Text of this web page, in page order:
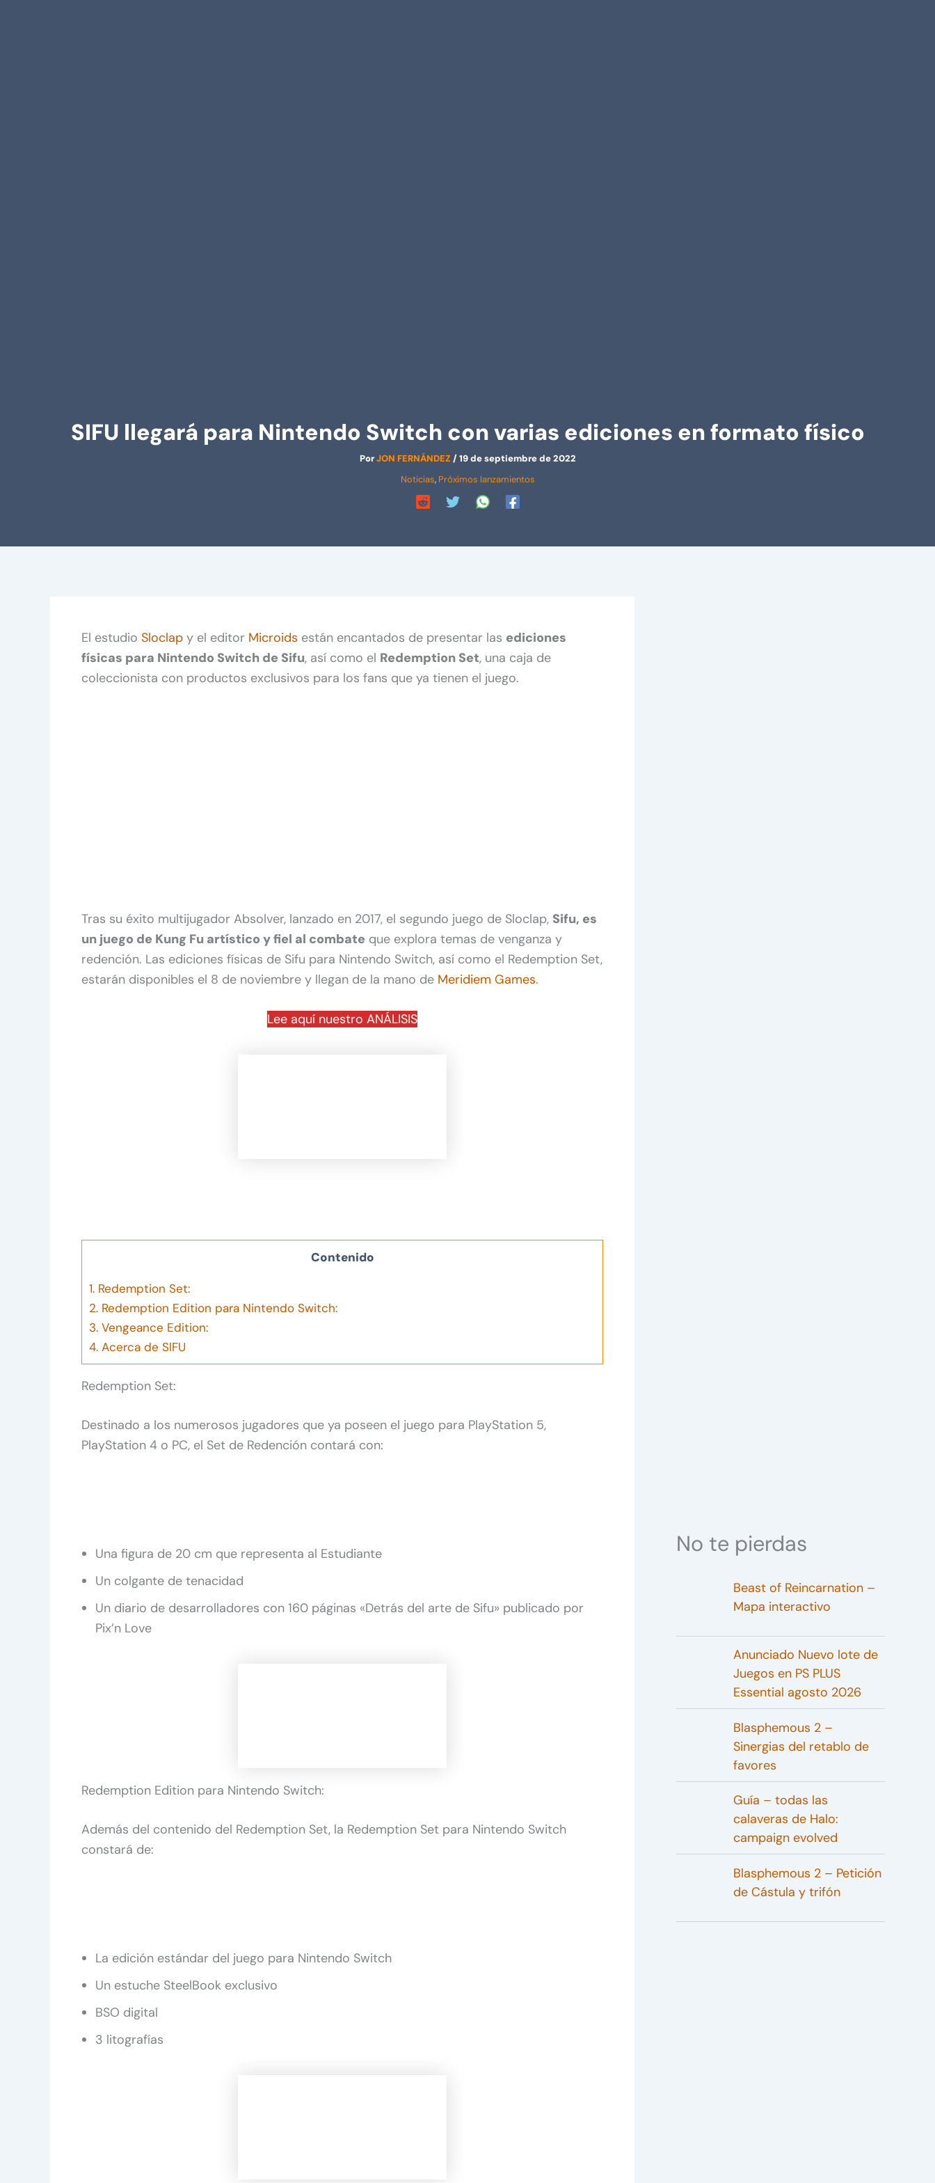
SIFU llegará para Nintendo Switch con varias ediciones en formato físico
PorJON FERNÁNDEZ /19 de septiembre de 2022
Noticias, Próximos lanzamientos
El estudio Sloclap y el editor Microids están encantados de presentar las ediciones
físicas para Nintendo Switch de Sifu, así como el Redemption Set, una caja de
coleccionista con productos exclusivos para los fans que ya tienen el juego.
Tras su éxito multijugador Absolver, lanzado en 2017, el segundo juego de Sloclap, Sifu, es
un juego de Kung Fu artístico y fiel al combate que explora temas de venganza y
redención. Las ediciones físicas de Sifu para Nintendo Switch, así como el Redemption Set,
estarán disponibles el 8 de noviembre y llegan de la mano de Meridiem Games.
Lee aquí nuestro ANÁLISIS
Contenido
1. Redemption Set:
2. Redemption Edition para Nintendo Switch:
3. Vengeance Edition:
4. Acerca de SIFU
Redemption Set:
Destinado a los numerosos jugadores que ya poseen el juego para PlayStation 5,
PlayStation 4 o PC, el Set de Redención contará con:
Una figura de 20 cm que representa al Estudiante
Un colgante de tenacidad
Un diario de desarrolladores con 160 páginas «Detrás del arte de Sifu» publicado por
Pix’n Love
Redemption Edition para Nintendo Switch:
Además del contenido del Redemption Set, la Redemption Set para Nintendo Switch
constará de:
La edición estándar del juego para Nintendo Switch
Un estuche SteelBook exclusivo
BSO digital
3 litografías
No te pierdas
Beast of Reincarnation –
Mapa interactivo
Anunciado Nuevo lote de
Juegos en PS PLUS
Essential agosto 2026
Blasphemous 2 –
Sinergias del retablo de
favores
Guía – todas las
calaveras de Halo:
campaign evolved
Blasphemous 2 – Petición
de Cástula y trifón